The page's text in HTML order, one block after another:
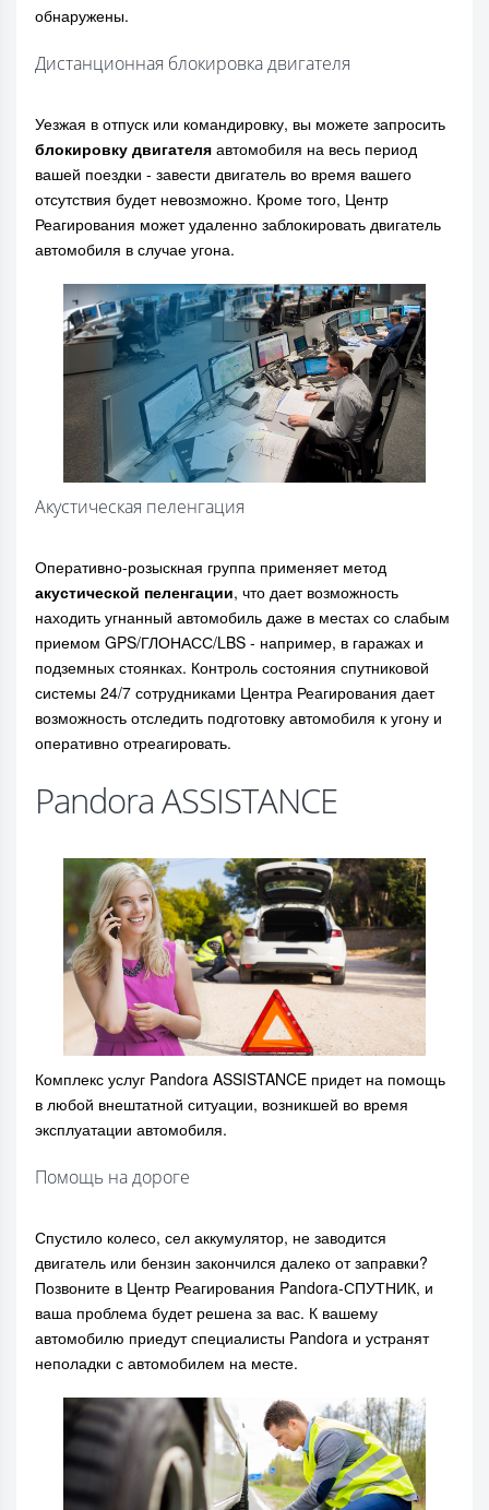
обнаружены.
Дистанционная блокировка двигателя
Уезжая в отпуск или командировку, вы можете запросить
блокировку двигателя автомобиля на весь период
вашей поездки - завести двигатель во время вашего
отсутствия будет невозможно. Кроме того, Центр
Реагирования может удаленно заблокировать двигатель
автомобиля в случае угона.
Акустическая пеленгация
Оперативно-розыскная группа применяет метод
акустической пеленгации, что дает возможность
находить угнанный автомобиль даже в местах со слабым
приемом GPS/ГЛОНАСС/LBS - например, в гаражах и
подземных стоянках. Контроль состояния спутниковой
системы 24/7 сотрудниками Центра Реагирования дает
возможность отследить подготовку автомобиля к угону и
оперативно отреагировать.
Pandora ASSISTANCE
Комплекс услуг Pandora ASSISTANCE придет на помощь
в любой внештатной ситуации, возникшей во время
эксплуатации автомобиля.
Помощь на дороге
Спустило колесо, сел аккумулятор, не заводится
двигатель или бензин закончился далеко от заправки?
Позвоните в Центр Реагирования Pandora-СПУТНИК, и
ваша проблема будет решена за вас. К вашему
автомобилю приедут специалисты Pandora и устранят
неполадки с автомобилем на месте.